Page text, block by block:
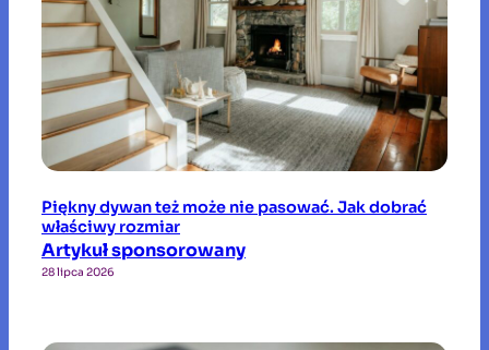
Piękny dywan też może nie pasować. Jak dobrać
właściwy rozmiar
Artykuł sponsorowany
28 lipca 2026